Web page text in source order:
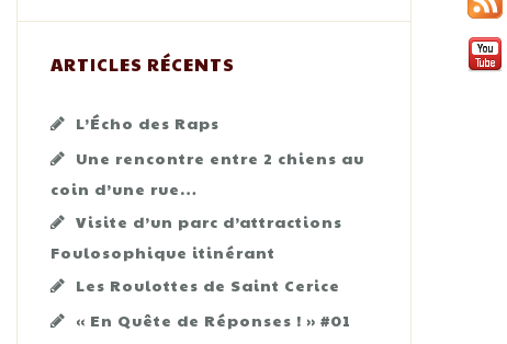
ARTICLES RÉCENTS
L’Écho des Raps
Une rencontre entre 2 chiens au
coin d’une rue…
Visite d’un parc d’attractions
Foulosophique itinérant
Les Roulottes de Saint Cerice
« En Quête de Réponses ! » #01